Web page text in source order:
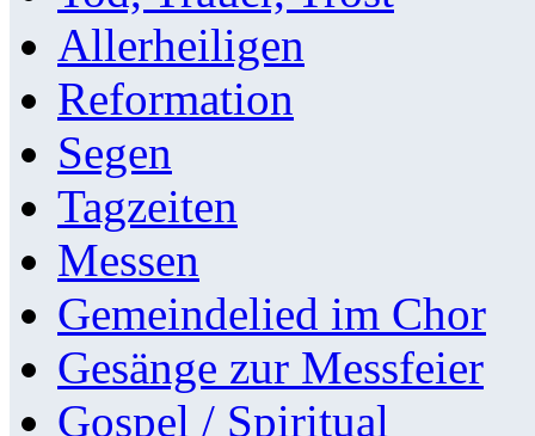
Allerheiligen
Reformation
Segen
Tagzeiten
Messen
Gemeindelied im Chor
Gesänge zur Messfeier
Gospel / Spiritual